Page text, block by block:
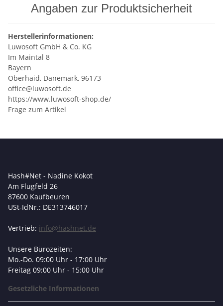
Angaben zur Produktsicherheit
Herstellerinformationen:
Luwosoft GmbH & Co. KG
Im Maintal 8
Bayern
Oberhaid, Dänemark, 96173
office@luwosoft.de
https://www.luwosoft-shop.de/
Frage zum Artikel
Hash#Net - Nadine Kokot
Am Flugfeld 26
87600 Kaufbeuren
USt-IdNr.: DE313746017
Vertrieb: info@hashnet.de
Unsere Bürozeiten:
Mo.-Do. 09:00 Uhr - 17:00 Uhr
Freitag 09:00 Uhr - 15:00 Uhr
Gesetzliche Informationen